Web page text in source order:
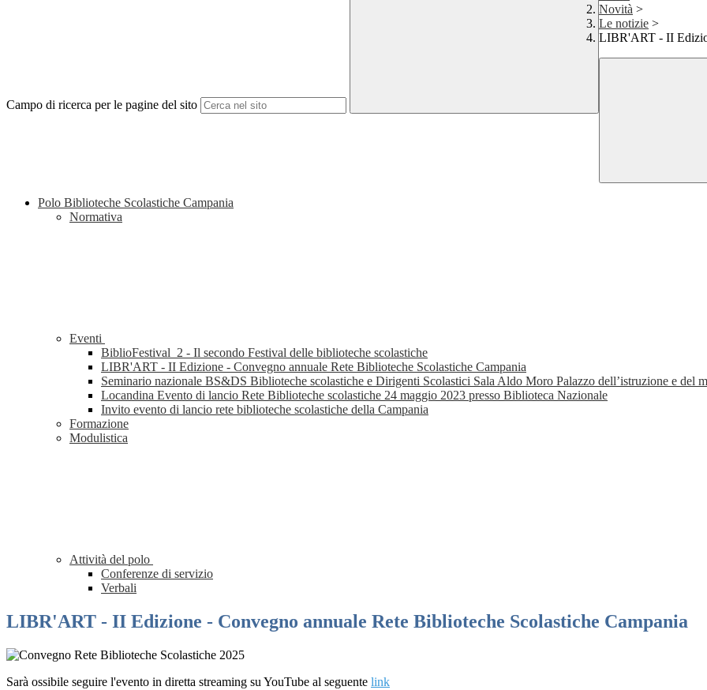
Campo di ricerca per le pagine del sito
Novità >
Le notizie >
LIBR'ART - II
Polo Biblioteche Scolastiche Campania
Normativa
Eventi
BiblioFestival_2 - Il secondo Festival delle biblioteche scolastiche
LIBR'ART - II Edizione - Convegno annuale Rete Biblioteche Scolastiche Campania
Seminario nazionale BS&DS Biblioteche scolastiche e Dirigenti Scolastici Sala Aldo Moro Palazzo dell’istruzione e del
Locandina Evento di lancio Rete Biblioteche scolastiche 24 maggio 2023 presso Biblioteca Nazionale
Invito evento di lancio rete biblioteche scolastiche della Campania
Formazione
Modulistica
Attività del polo
Conferenze di servizio
Verbali
LIBR'ART - II Edizione - Convegno annuale Rete Biblioteche Scolastiche Campania
Sarà ossibile seguire l'evento in diretta streaming su YouTube al seguente link